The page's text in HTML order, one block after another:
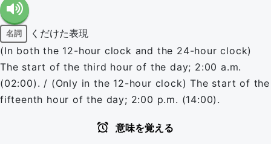
名詞
くだけた表現
(In both the 12-hour clock and the 24-hour clock)
The start of the third hour of the day; 2:00 a.m.
(02:00). / (Only in the 12-hour clock) The start of the
fifteenth hour of the day; 2:00 p.m. (14:00).
意味を覚える